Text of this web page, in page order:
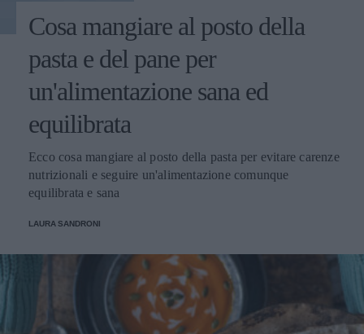
Cosa mangiare al posto della
pasta e del pane per
un'alimentazione sana ed
equilibrata
Ecco cosa mangiare al posto della pasta per evitare carenze
nutrizionali e seguire un'alimentazione comunque
equilibrata e sana
LAURA SANDRONI